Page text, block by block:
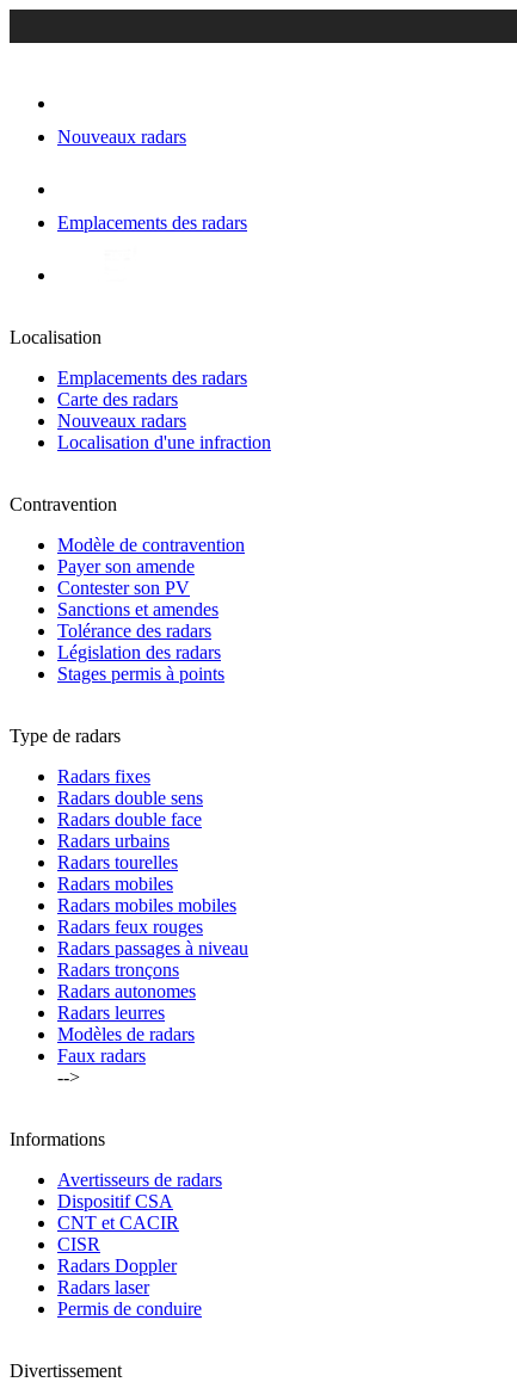
Nouveaux radars
Emplacements des radars
Localisation
Emplacements des radars
Carte des radars
Nouveaux radars
Localisation d'une infraction
Contravention
Modèle de contravention
Payer son amende
Contester son PV
Sanctions et amendes
Tolérance des radars
Législation des radars
Stages permis à points
Type de radars
Radars fixes
Radars double sens
Radars double face
Radars urbains
Radars tourelles
Radars mobiles
Radars mobiles mobiles
Radars feux rouges
Radars passages à niveau
Radars tronçons
Radars autonomes
Radars leurres
Modèles de radars
Faux radars
-->
Informations
Avertisseurs de radars
Dispositif CSA
CNT et CACIR
CISR
Radars Doppler
Radars laser
Permis de conduire
Divertissement